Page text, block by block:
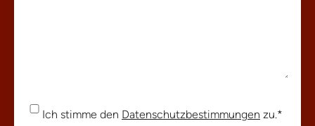
Einwilligung
Ich stimme den Datenschutzbestimmungen zu.*